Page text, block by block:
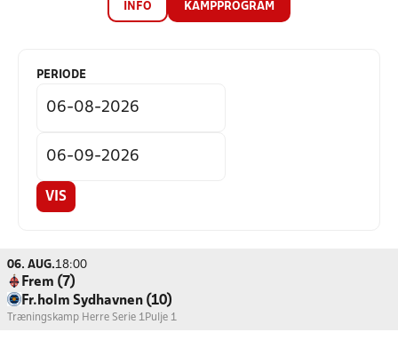
INFO KAMPPROGRAM
PERIODE
VIS
06. AUG.18:00
Frem (7)
Fr.holm Sydhavnen (10)
Træningskamp Herre Serie 1 Pulje 1